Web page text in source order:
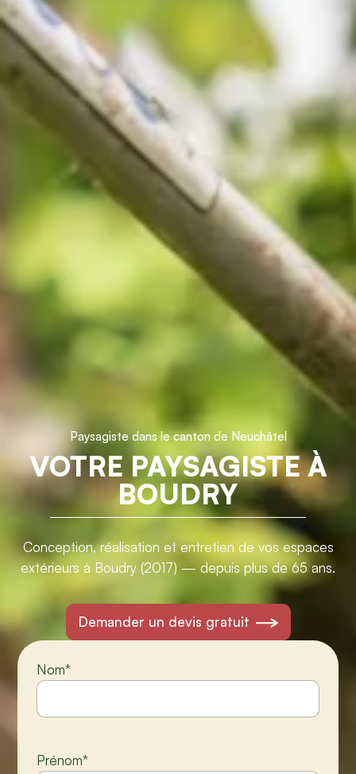
Paysagiste dans le canton de Neuchâtel
VOTRE PAYSAGISTE À
BOUDRY
Conception, réalisation et entretien de vos espaces
extérieurs à Boudry (2017) — depuis plus de 65 ans.
Demander un devis gratuit
Nom*
Prénom*